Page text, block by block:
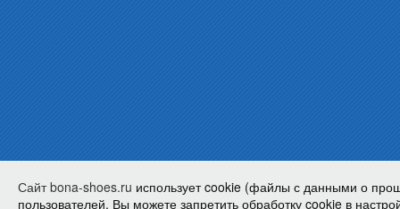
Сайт bona-shoes.ru использует cookie (файлы с данными о
пользователей. Вы можете запретить обработку cookie в